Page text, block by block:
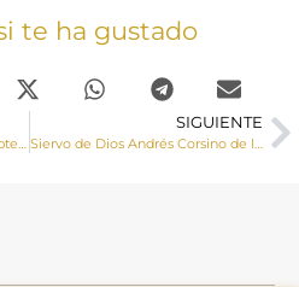
te ha gustado
Homilía del Sr. Obispo en el Septenario de la Virgen de Tejeda, 21 de septiembre de 2025
SIGUIENTE
Siervo de Dios Andrés Corsino de la Virgen del Pilar